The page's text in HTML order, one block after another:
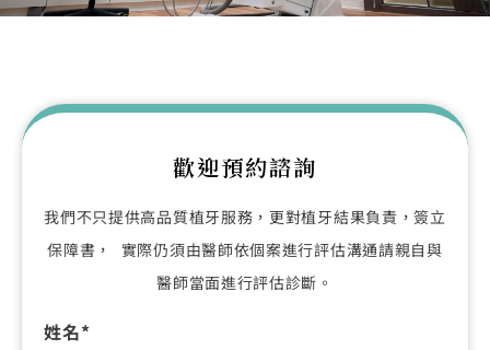
歡迎預約諮詢
我們不只提供高品質植牙服務，更對植牙結果負責，簽立
保障書， 實際仍須由醫師依個案進行評估溝通請親自與
醫師當面進行評估診斷。
姓名*